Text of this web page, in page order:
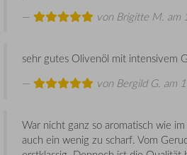
von Brigitte M. am
sehr gutes Olivenöl mit intensivem
von Bergild G. am
War nicht ganz so aromatisch wie
auch ein wenig zu scharf. Vom